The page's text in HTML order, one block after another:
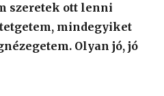
szeretek ott lenni
mindegyiket
Olyan jó, jó